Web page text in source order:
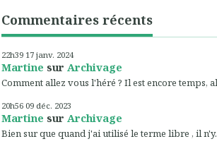
Commentaires récents
22h39 17 janv. 2024
Martine sur Archivage
Comment allez vous l'héré ? Il est encore temps,
20h56 09 déc. 2023
Martine sur Archivage
Bien sur que quand j'ai utilisé le terme libre , il